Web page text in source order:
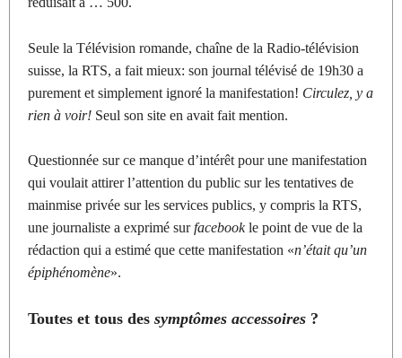
Seule la Télévision romande, chaîne de la Radio-télévision
suisse, la RTS, a fait mieux: son journal télévisé de 19h30 a
purement et simplement ignoré la manifestation! Circulez, y a
rien à voir! Seul son site en avait fait mention.
Questionnée sur ce manque d’intérêt pour une manifestation
qui voulait attirer l’attention du public sur les tentatives de
mainmise privée sur les services publics, y compris la RTS,
une journaliste a exprimé surfacebookle point de vue de la
rédaction qui a estimé que cette manifestation «n’était qu’un
épiphénomène».
Toutes et tous des symptômes accessoires ?